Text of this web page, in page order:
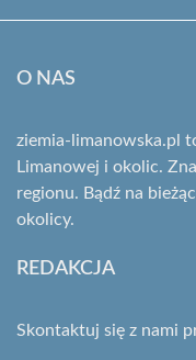
O NAS
ziemia-limanowska.pl
Limanowej i okolic.
regionu. Bądź na
okolicy.
REDAKCJA
Skontaktuj się z nami